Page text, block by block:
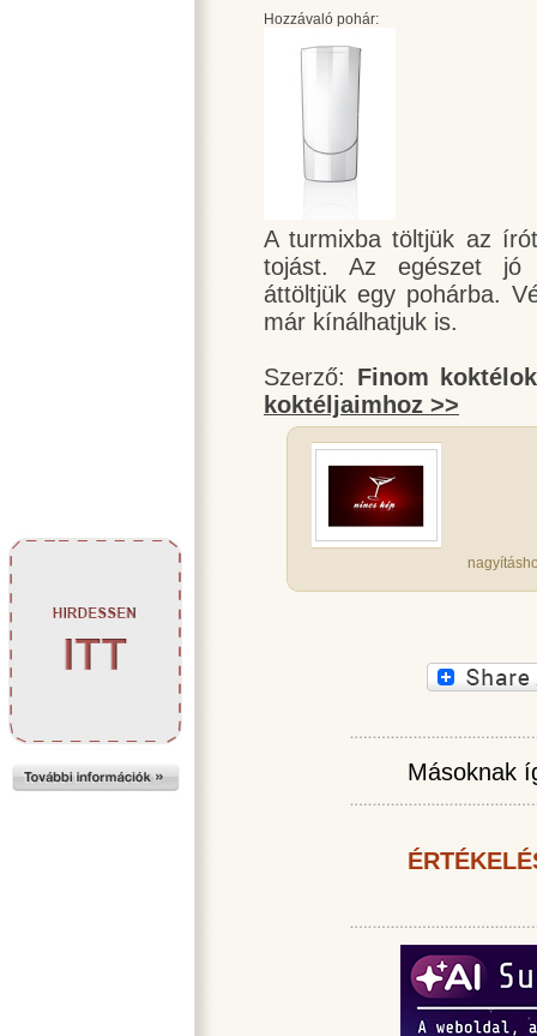
Hozzávaló pohár:
A turmixba töltjük az
tojást. Az egészet jó
áttöltjük egy pohárba.
már kínálhatjuk is.
Szerző: Finom koktélok
koktéljaimhoz >>
Másoknak